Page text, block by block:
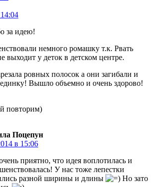
за идею!
немного ромашку т.к. Рвать
выходит у деток в детском центре.
ровных полосок а они загибали и
Вышло объемно и очень здорово!
повторим)
Поцепун
в 15:06
приятно, что идея воплотилась и
У нас тоже лепестки
разной ширины и длины
Но зато